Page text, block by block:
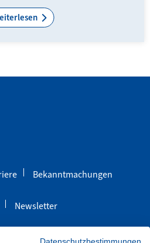
Bekanntmachungen
Newsletter
Cookies